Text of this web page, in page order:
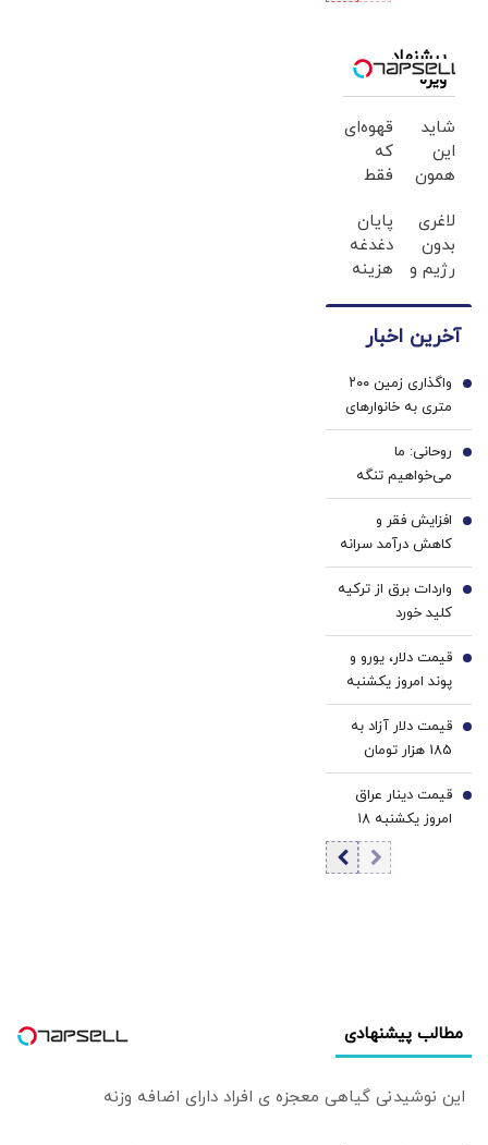
پیشنهاد
ویژه
شاید
این
همون
باشه
که
رژیمت
قهوه‌ای
که
فقط
بیدار
شدن
نیست...
لاغری
بدون
رژیم و
نیست!
پایان
دغدغه
هزینه
پزشکی
سفید
کننده
خانگی
آخرین اخبار
واگذاری زمین ۲۰۰
متری به خانوارهای
داری سه فرزند/
شرایط اعلام شد
1
روحانی: ما
می‌خواهیم تنگه
هرمز، تنگه جنگ
نباشد | چرا کویت و
امارات اجازه دادند
آمریکا از
پایگاه‌هایش علیه
ما استفاده کند؟ |
همسایگان هستیم
2
افزایش فقر و
کاهش درآمد سرانه
حقیقی در کشور/
کاهش دسترسی به
مسکن معلول
بحران بزرگتری
است
3
واردات برق از ترکیه
کلید خورد
4
قیمت دلار، یورو و
پوند امروز یکشنبه
۱۸ مرداد 1405/
کاهش قیمت دلار و
یورو
5
قیمت دلار آزاد به
185 هزار تومان
رسید
6
قیمت دینار عراق
امروز یکشنبه ۱۸
مرداد 1405/ افزایش
قیمت دینار
7
مطالب پیشنهادی
این نوشیدنی گیاهی معجزه ی افراد دارای اضافه وزنه